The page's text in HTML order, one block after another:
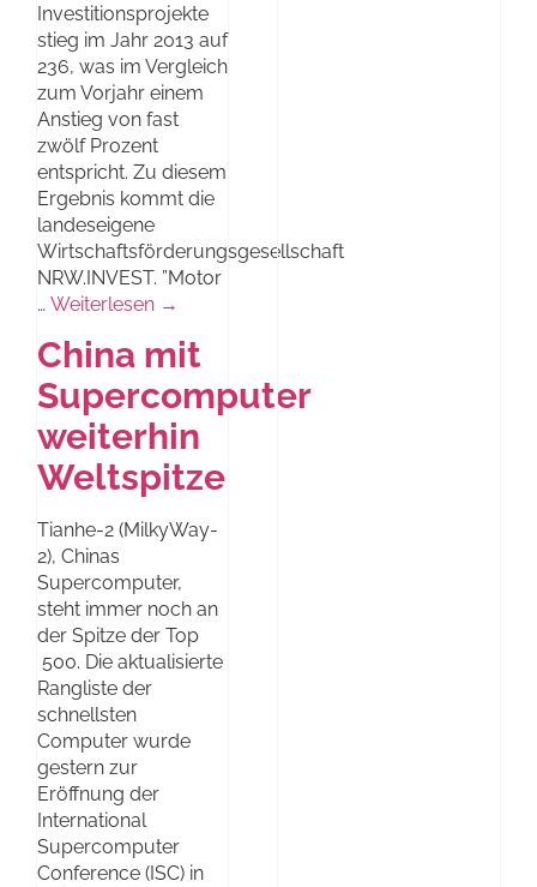
Investitionsprojekte
stieg im Jahr 2013 auf
236, was im Vergleich
zum Vorjahr einem
Anstieg von fast
zwölf Prozent
entspricht. Zu diesem
Ergebnis kommt die
landeseigene
Wirtschaftsförderungsgesellschaft
NRW.INVEST. ”Motor
… Weiterlesen →
China mit
Supercomputer
weiterhin
Weltspitze
Tianhe-2 (MilkyWay-
2), Chinas
Supercomputer,
steht immer noch an
der Spitze der Top
500. Die aktualisierte
Rangliste der
schnellsten
Computer wurde
gestern zur
Eröffnung der
International
Supercomputer
Conference (ISC) in